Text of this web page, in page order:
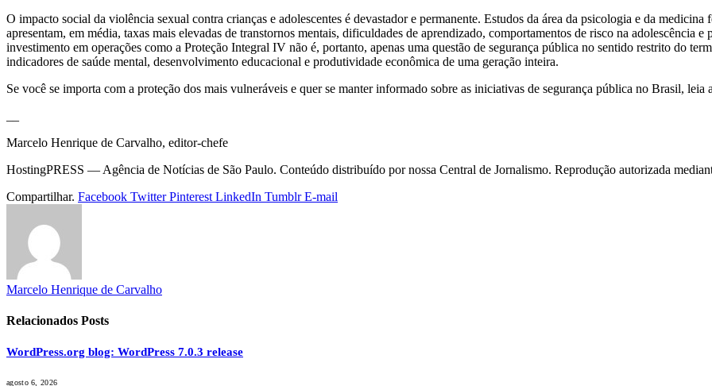
O impacto social da violência sexual contra crianças e adolescentes é devastador e permanente. Estudos da área da psicologia e da
apresentam, em média, taxas mais elevadas de transtornos mentais, dificuldades de aprendizado, comportamentos de risco na adolescência
investimento em operações como a Proteção Integral IV não é, portanto, apenas uma questão de segurança pública no sentido restrito do
indicadores de saúde mental, desenvolvimento educacional e produtividade econômica de uma geração inteira.
Se você se importa com a proteção dos mais vulneráveis e quer se manter informado sobre as iniciativas de segurança pública no Brasil, leia a
Marcelo Henrique de Carvalho, editor-chefe
HostingPRESS — Agência de Notícias de São Paulo. Conteúdo distribuído por nossa Central de Jornalismo. Reprodução autorizada
Compartilhar. Facebook Twitter Pinterest LinkedIn Tumblr E-mail
Marcelo Henrique de Carvalho
Relacionados Posts
WordPress.org blog: WordPress 7.0.3 release
agosto 6, 2026